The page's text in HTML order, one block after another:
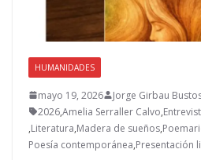
HUMANIDADES
mayo 19, 2026 Jorge Girbau
2026,Amelia Serraller Calvo,
,Literatura,Madera de sueños,
Poesía contemporánea,Presentación